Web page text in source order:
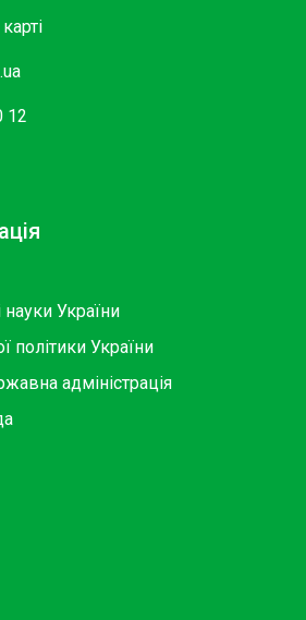
12
науки України
політики України
адміністрація